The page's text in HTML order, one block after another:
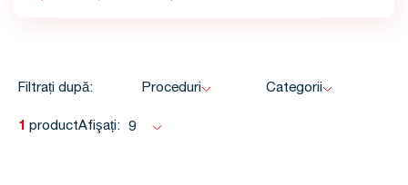
Filtrați după: Proceduri Categorii
1 productAfişați: 9